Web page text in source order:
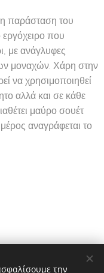
παράσταση του
που
με ανάγλυφες
μοναχών. Χάρη στην
να χρησιμοποιηθεί
αλλά και σε κάθε
μαύρο σουέτ
αναγράφεται το
την